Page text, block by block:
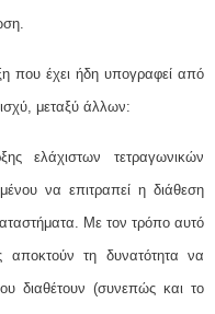
που έχει ήδη υπογραφεί από
μεταξύ άλλων:
ελάχιστων τετραγωνικών
να επιτραπεί η διάθεση
Με τον τρόπο αυτό
αποκτούν τη δυνατότητα να
διαθέτουν (συνεπώς και το